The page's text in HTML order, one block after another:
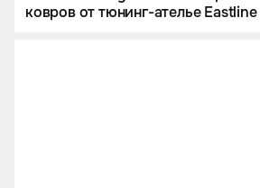
ковров от тюнинг-ателье